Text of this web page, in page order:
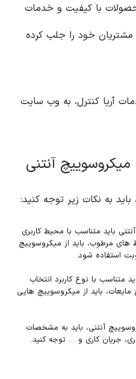
با کیفیت و خدمات
خود را جلب کرده
آریا کنترل، به وب سایت
آنتنی
به نکات زیر توجه کنید:
باید متناسب با محیط کاربری
های مرطوب، باید از میکروسوییچ
استفاده شود.
متناسب با نوع کاربرد انتخاب
باید از میکروسوییچ هایی
آنتنی، باید به مشخصات
جریان کاری و … توجه کنید.